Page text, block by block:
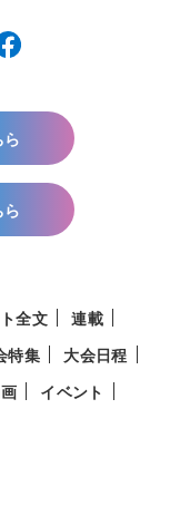
全文
連載
特集
大会日程
イベント